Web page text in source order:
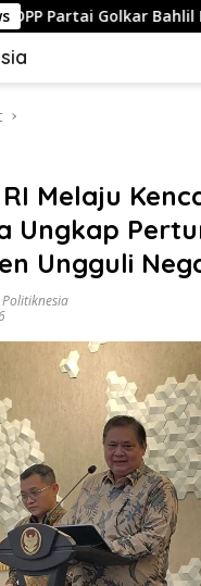
Golkar Bahlil
Melaju
Ungkap
Ungguli